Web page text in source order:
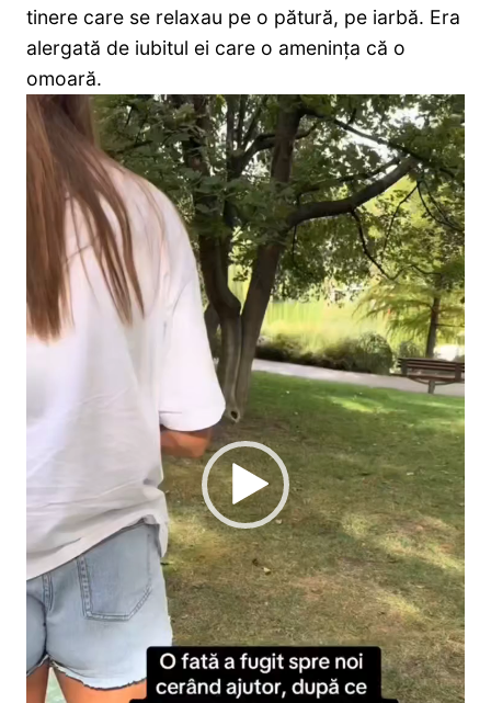
tinere care se relaxau pe o pătură, pe iarbă. Era
alergată de iubitul ei care o amenința că o
omoară.
Player
video